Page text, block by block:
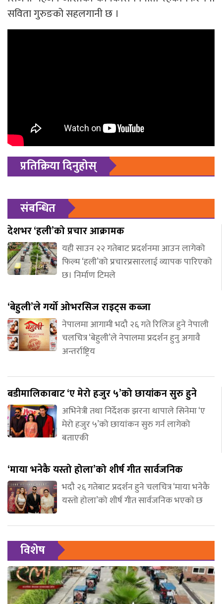
सविता गुरुङको सहलगानी छ ।
प्रतिक्रिया दिनुहोस्
संबन्धित
देशभर ‘हली’को प्रचार आक्रामक
यही साउन २२ गतेबाट प्रदर्शनमा आउन लागेको
फिल्म ‘हली’को प्रचारप्रसारलाई व्यापक पारिएको
छ। निर्माण टिमले
‘बेहुली’ले गर्यो ओभरसिज राइट्स कब्जा
नेपालमा आगामी भदौ २६ गते रिलिज हुने नेपाली
चलचित्र ‘बेहुली’ले नेपालमा प्रदर्शन हुनु अगावै
अन्तर्राष्ट्रिय
बडीमालिकाबाट ‘ए मेरो हजुर ५’को छायांकन सुरु हुने
अभिनेत्री तथा निर्देशक झरना थापाले सिनेमा ‘ए
मेरो हजुर ५’को छायांकन सुरु गर्न लागेको
बताएकी
‘माया भनेकै यस्तो होला’को शीर्ष गीत सार्वजनिक
भदौ २६ गतेबाट प्रदर्शन हुने चलचित्र ‘माया भनेकै
यस्तो होला’को शीर्ष गीत सार्वजनिक भएको छ
विशेष